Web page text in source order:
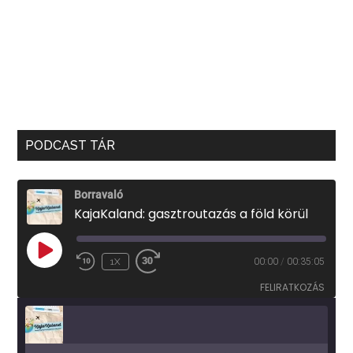
PODCAST TÁR
Borravaló
KajaKaland: gasztroutazás a föld körül
PLAY
EPISODE
1X 00:00 / 00:35:05
FELIRATKOZÁS